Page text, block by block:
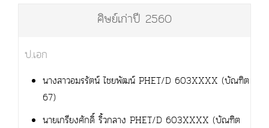
ศิษย์เก่าปี 2560
ป.เอก
นางสาวอมรรัตน์ ไชยพัฒน์ PHET/D 603XXXX (บัณฑิต
67)
นายเกรียงศักดิ์ ริ้วกลาง PHET/D 603XXXX (บัณฑิต